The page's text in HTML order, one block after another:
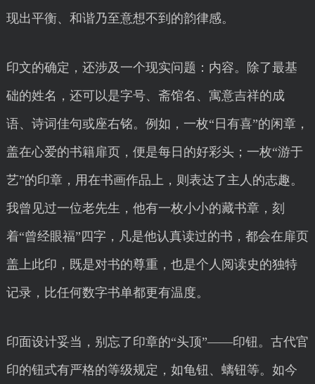
现出平衡、和谐乃至意想不到的韵律感。
印文的确定，还涉及一个现实问题：内容。除了最基
础的姓名，还可以是字号、斋馆名、寓意吉祥的成
语、诗词佳句或座右铭。例如，一枚“日有喜”的闲章，
盖在心爱的书籍扉页，便是每日的好彩头；一枚“游于
艺”的印章，用在书画作品上，则表达了主人的志趣。
我曾见过一位老先生，他有一枚小小的藏书章，刻
着“曾经眼福”四字，凡是他认真读过的书，都会在扉页
盖上此印，既是对书的尊重，也是个人阅读史的独特
记录，比任何数字书单都更有温度。
印面设计妥当，别忘了印章的“头顶”——印钮。古代官
印的钮式有严格的等级规定，如龟钮、螭钮等。如今